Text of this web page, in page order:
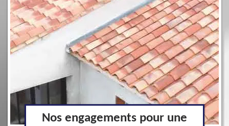
Nos engagements pour une